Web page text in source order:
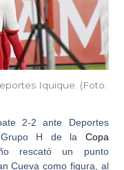
Iquique. (Foto:
2-2 ante Deportes
H de la Copa
rescató un punto
Cueva como figura, al